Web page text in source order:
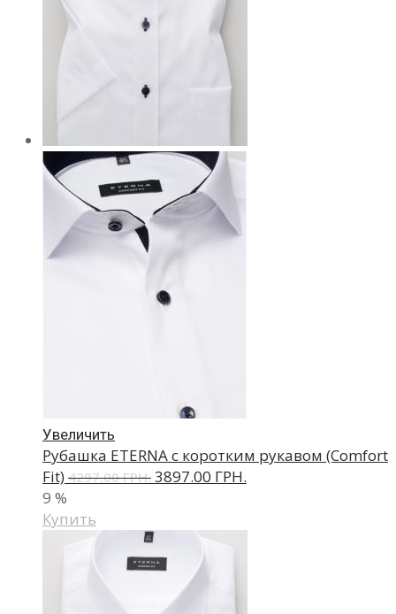
Увеличить
Рубашка ETERNA с коротким рукавом (Comfort
Fit) 4297.00 ГРН. 3897.00 ГРН.
9 %
Купить